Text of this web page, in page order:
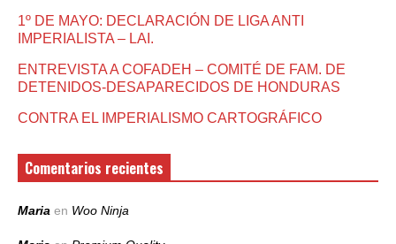
1º DE MAYO: DECLARACIÓN DE LIGA ANTI
IMPERIALISTA – LAI.
ENTREVISTA A COFADEH – COMITÉ DE FAM. DE
DETENIDOS-DESAPARECIDOS DE HONDURAS
CONTRA EL IMPERIALISMO CARTOGRÁFICO
Comentarios recientes
Maria en Woo Ninja